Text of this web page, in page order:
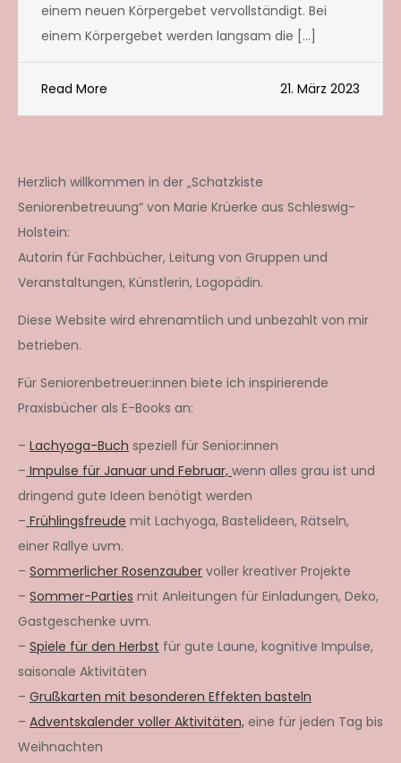
einem neuen Körpergebet vervollständigt. Bei
einem Körpergebet werden langsam die […]
Read More 21. März 2023
Herzlich willkommen in der „Schatzkiste
Seniorenbetreuung“ von Marie Krüerke aus Schleswig-
Holstein:
Autorin für Fachbücher, Leitung von Gruppen und
Veranstaltungen, Künstlerin, Logopädin.
Diese Website wird ehrenamtlich und unbezahlt von mir
betrieben.
Für Seniorenbetreuer:innen biete ich inspirierende
Praxisbücher als E-Books an:
– Lachyoga-Buch speziell für Senior:innen
– Impulse für Januar und Februar, wenn alles grau ist und
dringend gute Ideen benötigt werden
– Frühlingsfreude mit Lachyoga, Bastelideen, Rätseln,
einer Rallye uvm.
– Sommerlicher Rosenzauber voller kreativer Projekte
– Sommer-Parties mit Anleitungen für Einladungen, Deko,
Gastgeschenke uvm.
– Spiele für den Herbst für gute Laune, kognitive Impulse,
saisonale Aktivitäten
– Grußkarten mit besonderen Effekten basteln
– Adventskalender voller Aktivitäten, eine für jeden Tag bis
Weihnachten